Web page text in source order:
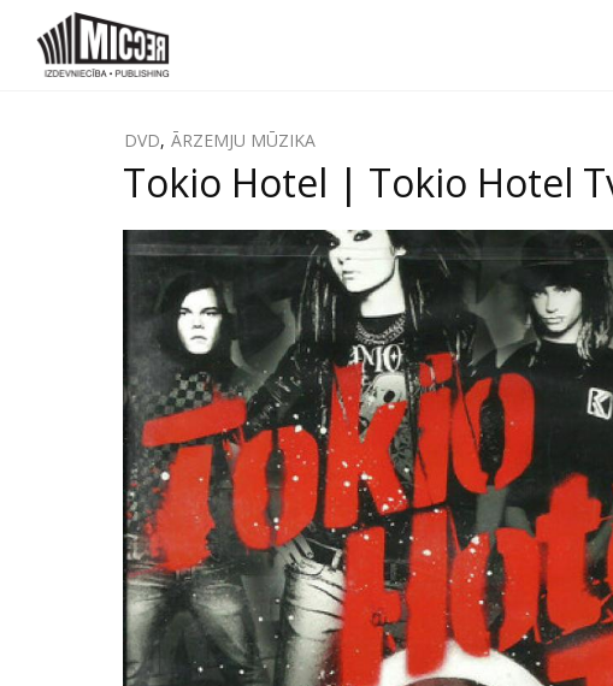
DVD, ĀRZEMJU MŪZIKA
Tokio Hotel | Tokio Hotel